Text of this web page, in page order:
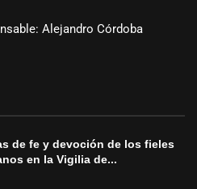
Alejandro Córdoba
de fe y devoción de los fieles
en la Vigilia de...